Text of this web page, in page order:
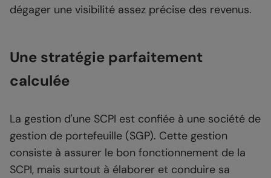
dégager une visibilité assez précise des revenus.
Une stratégie parfaitement
calculée
La gestion d'une SCPI est confiée à une société de
gestion de portefeuille (SGP). Cette gestion
consiste à assurer le bon fonctionnement de la
SCPI, mais surtout à élaborer et conduire sa